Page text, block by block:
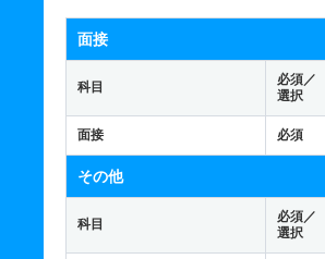
面接
科目
必須／
選択
面接 必須
その他
科目
必須／
選択